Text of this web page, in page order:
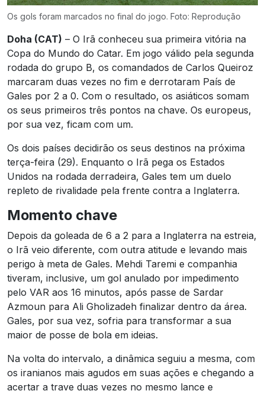
Os gols foram marcados no final do jogo. Foto: Reprodução
Doha (CAT) – O Irã conheceu sua primeira vitória na
Copa do Mundo do Catar. Em jogo válido pela segunda
rodada do grupo B, os comandados de Carlos Queiroz
marcaram duas vezes no fim e derrotaram País de
Gales por 2 a 0. Com o resultado, os asiáticos somam
os seus primeiros três pontos na chave. Os europeus,
por sua vez, ficam com um.
Os dois países decidirão os seus destinos na próxima
terça-feira (29). Enquanto o Irã pega os Estados
Unidos na rodada derradeira, Gales tem um duelo
repleto de rivalidade pela frente contra a Inglaterra.
Momento chave
Depois da goleada de 6 a 2 para a Inglaterra na estreia,
o Irã veio diferente, com outra atitude e levando mais
perigo à meta de Gales. Mehdi Taremi e companhia
tiveram, inclusive, um gol anulado por impedimento
pelo VAR aos 16 minutos, após passe de Sardar
Azmoun para Ali Gholizadeh finalizar dentro da área.
Gales, por sua vez, sofria para transformar a sua
maior de posse de bola em ideias.
Na volta do intervalo, a dinâmica seguiu a mesma, com
os iranianos mais agudos em suas ações e chegando a
acertar a trave duas vezes no mesmo lance e